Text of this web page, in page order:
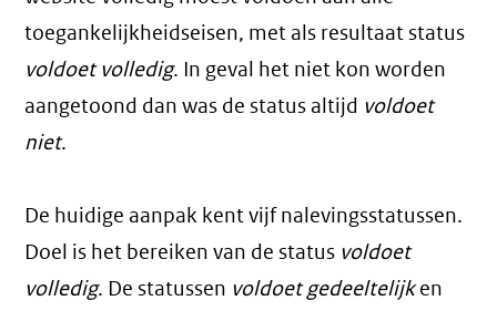
toegankelijkheidseisen, met als resultaat status
voldoet volledig. In geval het niet kon worden
aangetoond dan was de status altijd voldoet
niet.
De huidige aanpak kent vijf nalevingsstatussen.
Doel is het bereiken van de status voldoet
volledig. De statussen voldoet gedeeltelijken